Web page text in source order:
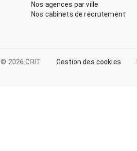
Nos agences par ville
Nos cabinets de recrutement
© 2026 CRIT Gestion des cookies